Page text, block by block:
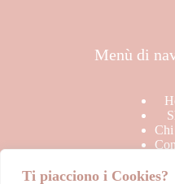
Ti piacciono i Cookies?
Menù di
Chi